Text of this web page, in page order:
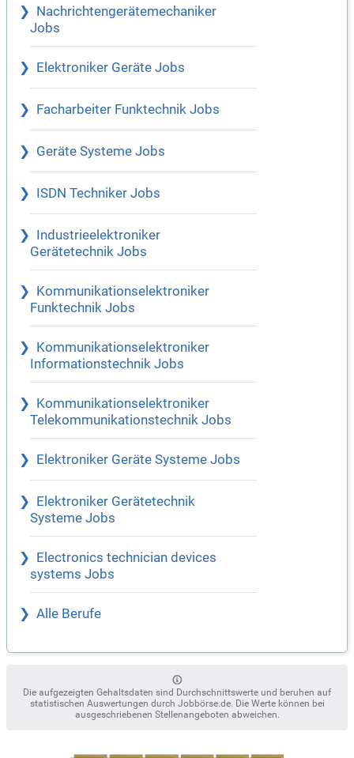
Nachrichtengerätemechaniker
Jobs
Elektroniker Geräte Jobs
Facharbeiter Funktechnik Jobs
Geräte Systeme Jobs
ISDN Techniker Jobs
Industrieelektroniker
Gerätetechnik Jobs
Kommunikationselektroniker
Funktechnik Jobs
Kommunikationselektroniker
Informationstechnik Jobs
Kommunikationselektroniker
Telekommunikationstechnik Jobs
Elektroniker Geräte Systeme Jobs
Elektroniker Gerätetechnik
Systeme Jobs
Electronics technician devices
systems Jobs
Alle Berufe
Die aufgezeigten Gehaltsdaten sind Durchschnittswerte und beruhen auf
statistischen Auswertungen durch Jobbörse.de. Die Werte können bei
ausgeschriebenen Stellenangeboten abweichen.